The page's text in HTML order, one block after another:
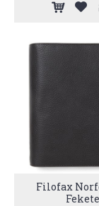
Filofax
Fekete